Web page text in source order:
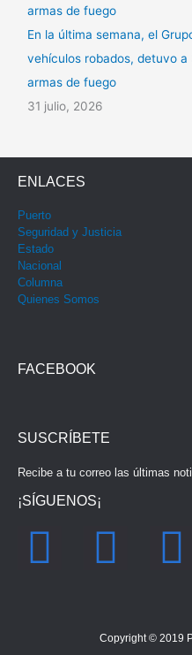
En la última semana, el
vehículos robados, detuvo
armas de fuego
31 julio, 2026
ENLACES
Puerto
Seguridad y Justicia
Estado
Nacional
Columna
Quienes Somos
FACEBOOK
SUSCRÍBETE
Recibe a tu correo las últimas
¡SÍGUENOS¡
F
I
s
Y
Copyright © 2019